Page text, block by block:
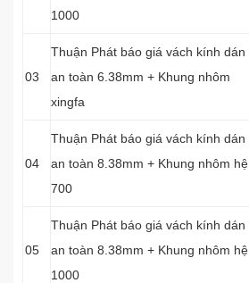
1000
03
Thuận Phát báo giá vách kính dán
an toàn 6.38mm + Khung nhôm
xingfa
04
Thuận Phát báo giá vách kính dán
an toàn 8.38mm + Khung nhôm hệ
700
05
Thuận Phát báo giá vách kính dán
an toàn 8.38mm + Khung nhôm hệ
1000